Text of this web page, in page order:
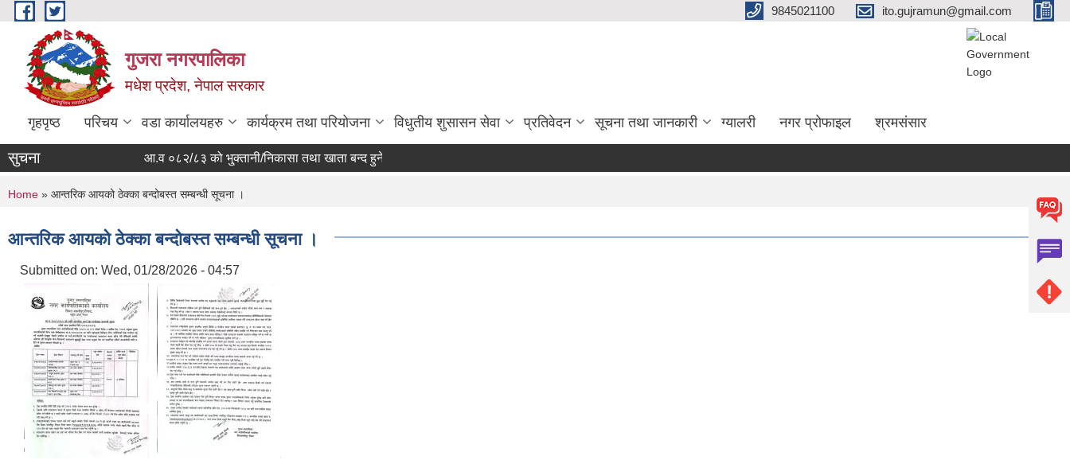
Skip to main content 9845021100 ito.gujramun@gmail.com
गुजरा नगरपालिका
मधेश प्रदेश, नेपाल सरकार
गृहपृष्ठ परिचय वडा कार्यालयहरु कार्यक्रम तथा परियोजना विधुतीय शुसासन सेवा प्रतिवेदन सूचना तथा जानकारी ग्यालरी नगर प्रोफाइल श्रमसंसार
सुचना आ.व ०८२/८३ को भु्क्तानी/निकासा तथा खाता बन्द हुने सम्बन्धमा ।
You are here
Home » आन्तरिक आयको ठेक्का बन्दोबस्त सम्बन्धी सूचना ।
आन्तरिक आयको ठेक्का बन्दोबस्त सम्बन्धी सूचना ।
Submitted on: Wed, 01/28/2026 - 04:57